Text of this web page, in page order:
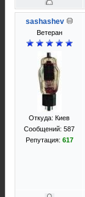
sashashev
Ветеран
Откуда: Киев
Сообщений: 587
Репутация: 617